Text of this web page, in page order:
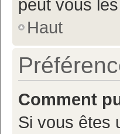
peut vous
Haut
Comment
Si vous êtes